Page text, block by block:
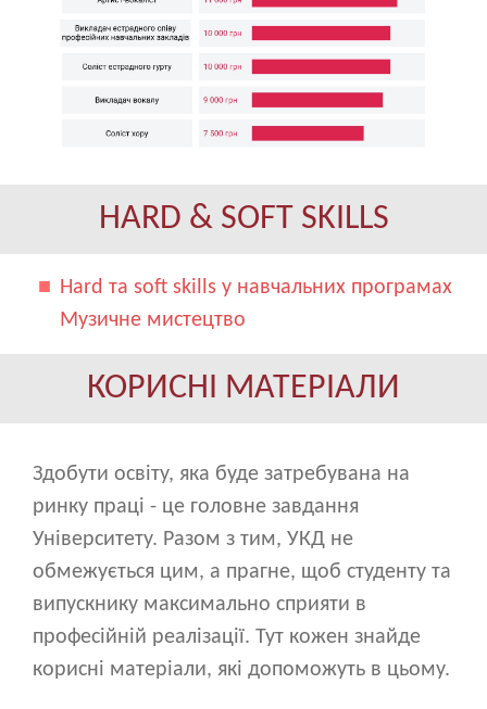
HARD & SOFT SKILLS
Hard та soft skills у навчальних програмах
Музичне мистецтво
КОРИСНІ МАТЕРІАЛИ
Здобути освіту, яка буде затребувана на
ринку праці - це головне завдання
Університету. Разом з тим, УКД не
обмежується цим, а прагне, щоб студенту та
випускнику максимально сприяти в
професійній реалізації. Тут кожен знайде
корисні матеріали, які допоможуть в цьому.